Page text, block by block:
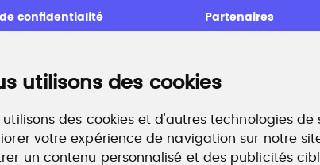
utilisons des cookies
utilisons des cookies et d'autres technologies de
votre expérience de navigation sur notre
un contenu personnalisé et des publicités
confidentialité Partenaires
aux
Accompagnement professionnel
recherche d'emploi, entretien conseil.
www.profilculture-competences.com